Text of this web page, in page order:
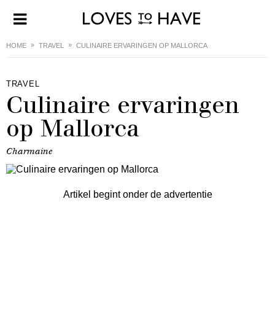
HOME TRAVEL CULINAIRE ERVARINGEN OP MALLORCA
TRAVEL
Culinaire ervaringen
op Mallorca
Charmaine
Artikel begint onder de advertentie